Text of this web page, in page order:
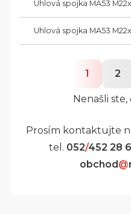
Uhlová spojka MA53
Uhlová spojka MA53
1 2
Nenašli
Prosím kontaktujte
tel. 052/452 28
obchod @